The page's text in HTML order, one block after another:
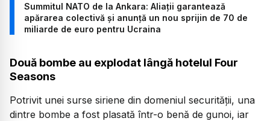
Summitul NATO de la Ankara: Aliații garantează
apărarea colectivă și anunță un nou sprijin de 70 de
miliarde de euro pentru Ucraina
Două bombe au explodat lângă hotelul Four
Seasons
Potrivit unei surse siriene din domeniul securității, una
dintre bombe a fost plasată într-o benă de gunoi, iar